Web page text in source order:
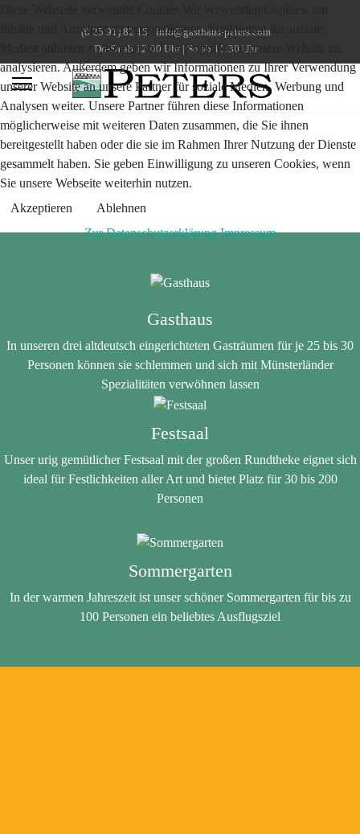
(0 25 91) 82 15
info@gasthaus-peters.com
Do-Sa ab 12:00 Uhr | So ab 11:30 Uhr
Gasthaus
In unseren drei altdeutsch eingerichteten Gasträumen für je 25 bis 30
Personen können sie schlemmen und sich mit Münsterländer
Spezialitäten verwöhnen lassen
Festsaal
Unser urig gemütlicher Festsaal mit der großen Rundtheke eignet sich
ideal für Festlichkeiten aller Art und bietet Platz für 30 bis 200
Personen
Sommergarten
In der warmen Jahreszeit ist unser schöner Sommergarten für bis zu
100 Personen ein beliebtes Ausflugsziel
Inhalte und Anzeigen zu personalisieren, Funktionen für soziale
Medien anbieten zu können und die Zugriffe auf unsere Website zu
analysieren. Außerdem geben wir Informationen zu Ihrer Verwendung
unserer Website an unsere Partner für soziale Medien, Werbung und
Analysen weiter. Unsere Partner führen diese Informationen
möglicherweise mit weiteren Daten zusammen, die Sie ihnen
bereitgestellt haben oder die sie im Rahmen Ihrer Nutzung der Dienste
gesammelt haben. Sie geben Einwilligung zu unseren Cookies, wenn
Sie unsere Webseite weiterhin nutzen.
Akzeptieren
Ablehnen
Zur Datenschutzerklärung Impressum